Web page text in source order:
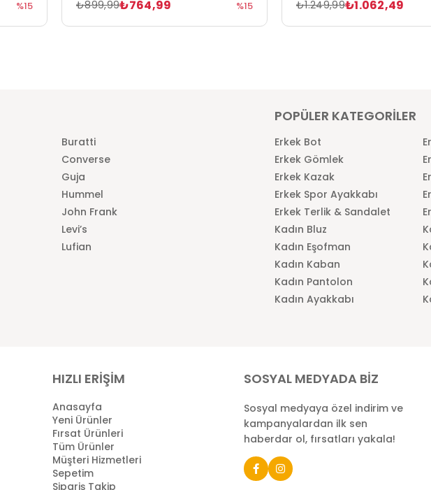
%15 ₺764,99
₺899,99 %15 ₺1.062,49
₺1.249,99
Buratti
Converse
Guja
Hummel
John Frank
Levi’s
Lufian
POPÜLER KATEGORİLER
Erkek Bot
Erkek Gömlek
Erkek Kazak
Erkek Spor Ayakkabı
Erkek Terlik & Sandalet
Kadın Bluz
Kadın Eşofman
Kadın Kaban
Kadın Pantolon
Kadın Ayakkabı
HIZLI ERİŞİM
Anasayfa
Yeni Ürünler
Fırsat Ürünleri
Tüm Ürünler
Müşteri Hizmetleri
Sepetim
Sipariş Takip
SOSYAL MEDYADA BİZ
Sosyal medyaya özel indirim ve
kampanyalardan ilk sen
haberdar ol, fırsatları yakala!